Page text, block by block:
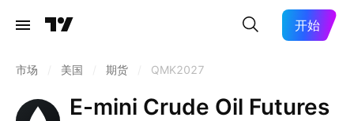
开始
市场 美国 期货 QMK2027
E-mini Crude Oil Futures